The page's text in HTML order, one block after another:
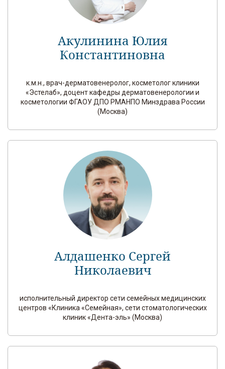
Акулинина Юлия
Константиновна
к.м.н., врач-дерматовенеролог, косметолог клиники
«Эстелаб», доцент кафедры дерматовенерологии и
косметологии ФГАОУ ДПО РМАНПО Минздрава России
(Москва)
Алдашенко Сергей
Николаевич
исполнительный директор сети семейных медицинских
центров «Клиника «Семейная», сети стоматологических
клиник «Дента-эль» (Москва)